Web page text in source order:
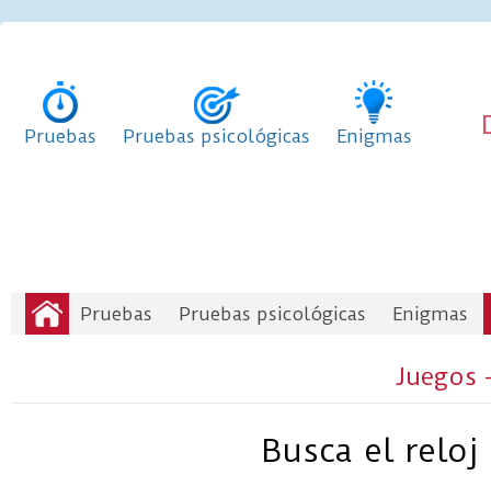
Pruebas Pruebas psicológicas Enigmas
Pruebas Pruebas psicológicas Enigmas
Juegos
Busca el reloj